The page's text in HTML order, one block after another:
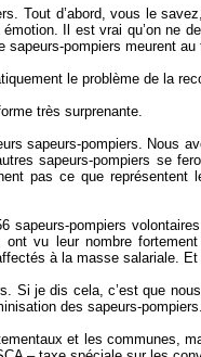
Tout d’abord, vous le
Il est vrai qu’on ne
pompiers meurent
le problème de la
très surprenante.
sapeurs-pompiers. Nous
sapeurs-pompiers se
pas ce que
pompiers
vu leur nombre
à la masse salariale.
je dis cela, c’est que
des sapeurs-
et les communes,